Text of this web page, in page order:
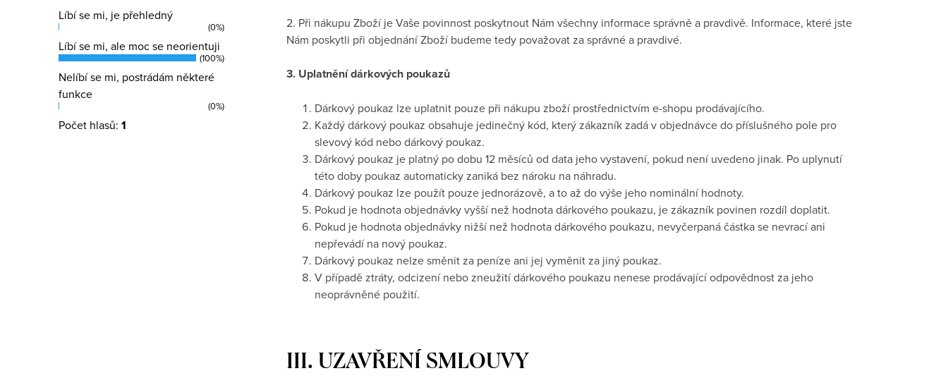
Líbí se mi, je přehledný
(0%)
Líbí se mi, ale moc se neorientuji
(100%)
Nelíbí se mi, postrádám některé
funkce
(0%)
Počet hlasů: 1
2. Při nákupu Zboží je Vaše povinnost poskytnout Nám všechny informace správně a pravdivě. Informace, které jste
Nám poskytli při objednání Zboží budeme tedy považovat za správné a pravdivé.
3. Uplatnění dárkových poukazů
Dárkový poukaz lze uplatnit pouze při nákupu zboží prostřednictvím e-shopu prodávajícího.
Každý dárkový poukaz obsahuje jedinečný kód, který zákazník zadá v objednávce do příslušného pole pro
slevový kód nebo dárkový poukaz.
Dárkový poukaz je platný po dobu 12 měsíců od data jeho vystavení, pokud není uvedeno jinak. Po uplynutí
této doby poukaz automaticky zaniká bez nároku na náhradu.
Dárkový poukaz lze použít pouze jednorázově, a to až do výše jeho nominální hodnoty.
Pokud je hodnota objednávky vyšší než hodnota dárkového poukazu, je zákazník povinen rozdíl doplatit.
Pokud je hodnota objednávky nižší než hodnota dárkového poukazu, nevyčerpaná částka se nevrací ani
nepřevádí na nový poukaz.
Dárkový poukaz nelze směnit za peníze ani jej vyměnit za jiný poukaz.
V případě ztráty, odcizení nebo zneužití dárkového poukazu nenese prodávající odpovědnost za jeho
neoprávněné použití.
III. UZAVŘENÍ SMLOUVY